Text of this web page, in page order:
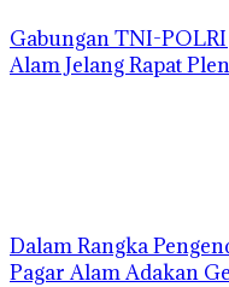
Gabungan TNI-POLRI
Alam Jelang Rapat
Dalam Rangka
Pagar Alam Adakan